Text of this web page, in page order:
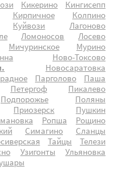
Кикерино
Кингисепп
Кирпичное
Колпино
Куйвози
Лагоново
Ломоносов
Лосево
Мичуринское
Мурино
Ново-Токсово
Новосаратовка
Парголово
Паша
Петергоф
Пикалево
Подпорожье
Поляны
Приозерск
Пушкин
Ропша
Рощино
Симагино
Сланцы
Тайцы
Телези
Узигонты
Ульяновка